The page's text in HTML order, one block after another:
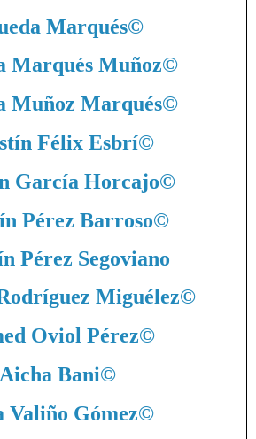
Marqués©
Marqués Muñoz©
Muñoz Marqués©
Félix Esbrí©
García Horcajo©
Pérez Barroso©
Pérez Segoviano
Miguélez©
Oviol Pérez©
Aicha Bani©
Valiño Gómez©